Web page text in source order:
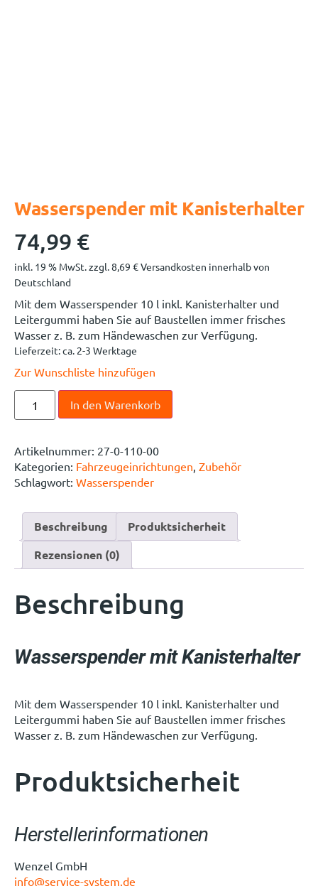
Wasserspender mit Kanisterhalter
74,99 €
inkl. 19 % MwSt.zzgl.8,69 €Versandkosten innerhalb von
Deutschland
Mit dem Wasserspender 10 l inkl. Kanisterhalter und
Leitergummi haben Sie auf Baustellen immer frisches
Wasser z. B. zum Händewaschen zur Verfügung.
Lieferzeit:ca. 2-3 Werktage
Zur Wunschliste hinzufügen
In den Warenkorb
Artikelnummer: 27-0-110-00
Kategorien: Fahrzeugeinrichtungen, Zubehör
Schlagwort: Wasserspender
Beschreibung
Produktsicherheit
Rezensionen (0)
Beschreibung
Wasserspender mit Kanisterhalter
Mit dem Wasserspender 10 l inkl. Kanisterhalter und
Leitergummi haben Sie auf Baustellen immer frisches
Wasser z. B. zum Händewaschen zur Verfügung.
Produktsicherheit
Herstellerinformationen
Wenzel GmbH
info@service-system.de